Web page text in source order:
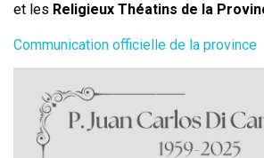
et les Religieux Théatins de la
Communication officielle de la province